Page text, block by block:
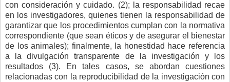
con consideración y cuidado. (2); la responsabilidad recae
en los investigadores, quienes tienen la responsabilidad de
garantizar que los procedimientos cumplan con la normativa
correspondiente (que sean éticos y de asegurar el bienestar
de los animales); finalmente, la honestidad hace referencia
a la divulgación transparente de la investigación y los
resultados (3). En tales casos, se abordan cuestiones
relacionadas con la reproducibilidad de la investigación con